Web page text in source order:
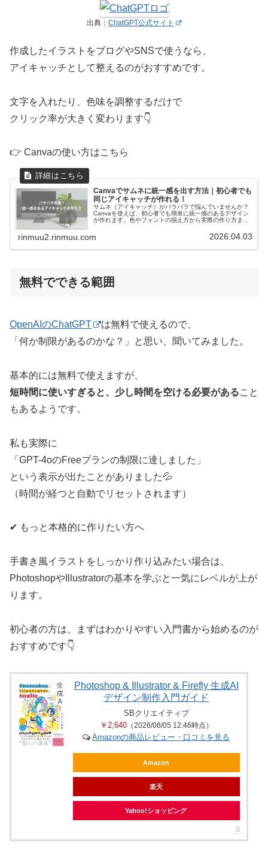
出典： ChatGPT公式サイト
作成したイラストをブログやSNSで使うなら、
アイキャッチとして整えるのがおすすめです。
文字を入れたり、色味を調整するだけで
クリック率が大きく変わります👇
👉 Canvaの使い方はこちら
Canvaでサムネに統一感を出す方法｜初心者でも
同じアイキャッチが作れる！
サムネ（アイキャッチ）がバラバラで悩んでいませんか？
Canvaを使えば、初心者でも簡単に統一感のあるデザイン
が作れます。色やフォントの揃え方から実際の作り方ま
rinmuu2.rinmuu.com 2026.04.03
無料でできる範囲
OpenAIのChatGPT
は無料で使えるので、
「何か制限があるのかな？」と思い、聞いてみました。
基本的には無料で使えますが、
短時間に使いすぎると、少し時間を空ける必要があること
もあるようです。
私も実際に
「GPT-4oのFreeプランの制限に達しました」
という表示が出たことがありました💦
（時間が経つと自動でリセットされます）
✔ もっと本格的に作りたい方へ
手書き風イラストをしっかり作り込みたい場合は、
PhotoshopやIllustratorの基本を学ぶと一気にレベルが上が
ります。
初心者の方は、まずはわかりやすい入門書から始めるのが
おすすめです👇
Photoshop & Illustrator & Firefly 生成AI
デザイン制作入門ガイド
SBクリエイティブ
￥2,640（2026/08/05 12:46時点）
Amazonの商品レビュー・口コミを見る
Amazon
楽天
Yahoo!ショッピング